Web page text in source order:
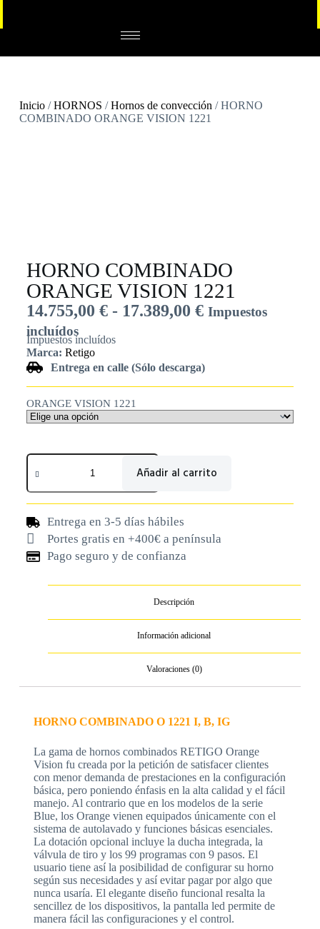
Inicio/HORNOS /Hornos de convección / HORNO
COMBINADO ORANGE VISION 1221
HORNO COMBINADO
ORANGE VISION 1221
14.755,00 € - 17.389,00 € Impuestos
incluídos
Impuestos incluídos
Marca: Retigo
Entrega en calle (Sólo descarga)
ORANGE VISION 1221
Añadir al carrito
Entrega en 3-5 días hábiles
Portes gratis en +400€ a península
Pago seguro y de confianza
Descripción
Información adicional
Valoraciones (0)
HORNO COMBINADO O 1221 I, B, IG
La gama de hornos combinados RETIGO Orange
Vision fu creada por la petición de satisfacer clientes
con menor demanda de prestaciones en la configuración
básica, pero poniendo énfasis en la alta calidad y el fácil
manejo. Al contrario que en los modelos de la serie
Blue, los Orange vienen equipados únicamente con el
sistema de autolavado y funciones básicas esenciales.
La dotación opcional incluye la ducha integrada, la
válvula de tiro y los 99 programas con 9 pasos. El
usuario tiene así la posibilidad de configurar su horno
según sus necesidades y así evitar pagar por algo que
nunca usaría. El elegante diseño funcional resalta la
sencillez de los dispositivos, la pantalla led permite de
manera fácil las configuraciones y el control.